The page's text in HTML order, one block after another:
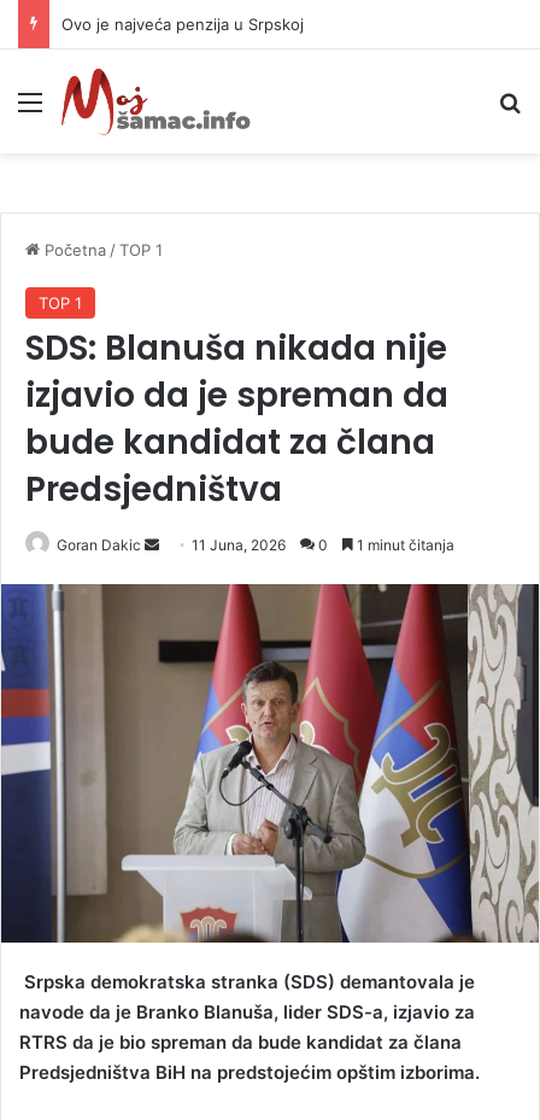
Ovo je najveća penzija u Srpskoj
Meni
Početna /TOP 1
TOP 1
SDS: Blanuša nikada nije
izjavio da je spreman da
bude kandidat za člana
Predsjedništva
Goran Dakic
a
11 Juna, 2026 0 1 minut čitanja
Srpska demokratska stranka (SDS) demantovala je
navode da je Branko Blanuša, lider SDS-a, izjavio za
RTRS da je bio spreman da bude kandidat za člana
Predsjedništva BiH na predstojećim opštim izborima.